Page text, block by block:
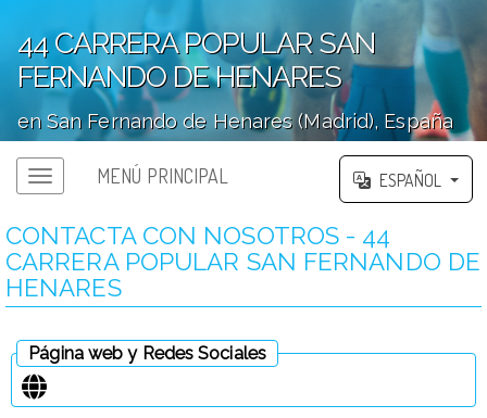
44 CARRERA POPULAR SAN
FERNANDO DE HENARES
en San Fernando de Henares (Madrid), España
MENÚ PRINCIPAL ESPAÑOL
CONTACTA CON NOSOTROS - 44
CARRERA POPULAR SAN FERNANDO DE
HENARES
Página web y Redes Sociales